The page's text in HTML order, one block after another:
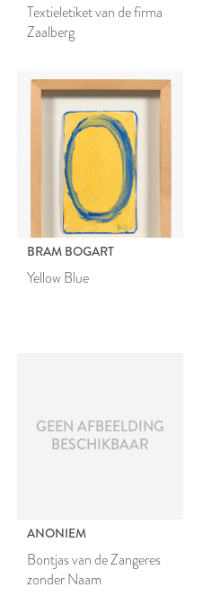
Textieletiket van de firma
Zaalberg
BRAM BOGART
Yellow Blue
GEEN AFBEELDING
BESCHIKBAAR
ANONIEM
Bontjas van de Zangeres
zonder Naam